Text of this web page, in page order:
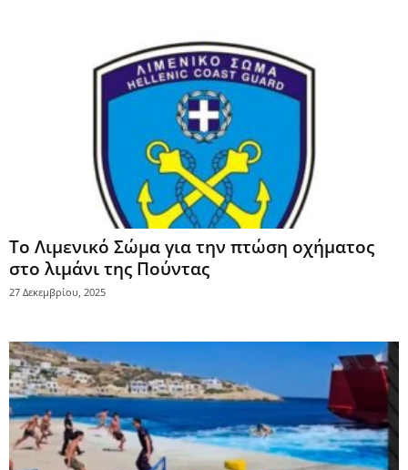
Το Λιμενικό Σώμα για την πτώση οχήματος
στο λιμάνι της Πούντας
27 Δεκεμβρίου, 2025